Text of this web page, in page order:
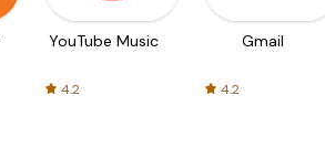
YouTube Music
4.2
Gmail
4.2